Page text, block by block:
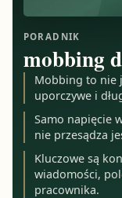
PORADNIK
mobbing
Mobbing to nie
uporczywe i
Samo napięcie
nie przesądza
Kluczowe są
wiadomości,
pracownika.